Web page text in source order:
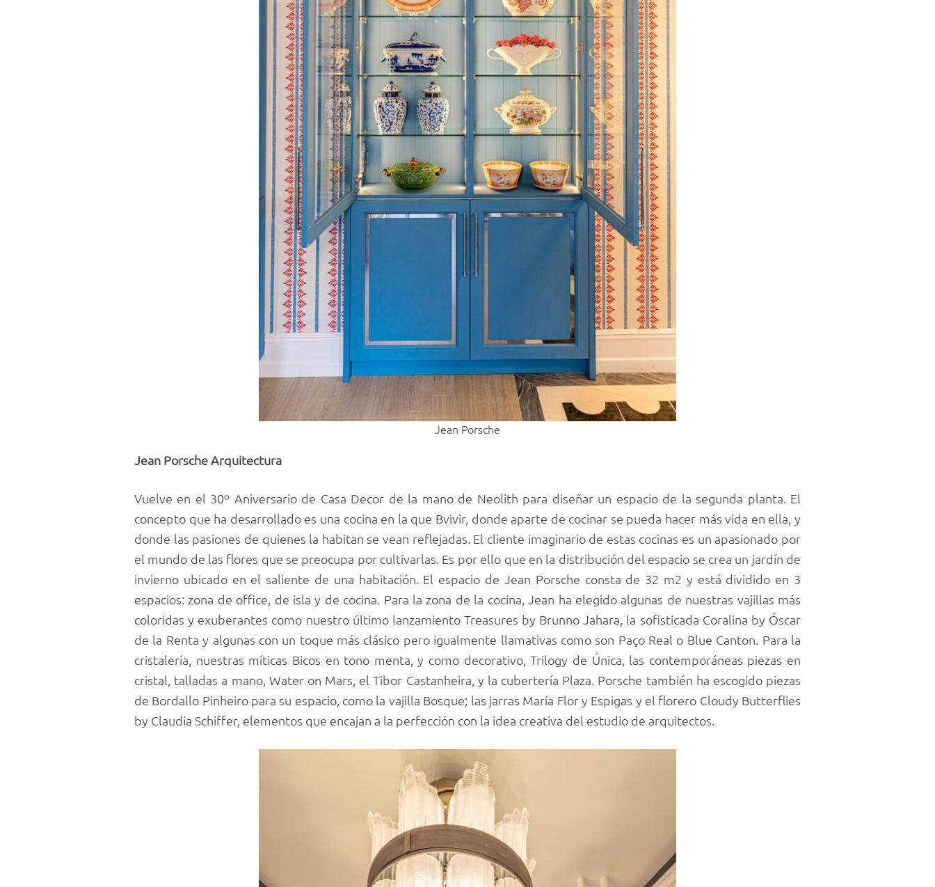
Jean Porsche
Jean Porsche Arquitectura
Vuelve en el 30º Aniversario de Casa Decor de la mano de Neolith para diseñar un espacio de la segunda planta. El
concepto que ha desarrollado es una cocina en la que Bvivir, donde aparte de cocinar se pueda hacer más vida en ella, y
donde las pasiones de quienes la habitan se vean reflejadas. El cliente imaginario de estas cocinas es un apasionado por
el mundo de las flores que se preocupa por cultivarlas. Es por ello que en la distribución del espacio se crea un jardín de
invierno ubicado en el saliente de una habitación. El espacio de Jean Porsche consta de 32 m2 y está dividido en 3
espacios: zona de office, de isla y de cocina. Para la zona de la cocina, Jean ha elegido algunas de nuestras vajillas más
coloridas y exuberantes como nuestro último lanzamiento Treasures by Brunno Jahara, la sofisticada Coralina by Óscar
de la Renta y algunas con un toque más clásico pero igualmente llamativas como son Paço Real o Blue Canton. Para la
cristalería, nuestras míticas Bicos en tono menta, y como decorativo, Trilogy de Única, las contemporáneas piezas en
cristal, talladas a mano, Water on Mars, el Tibor Castanheira, y la cubertería Plaza. Porsche también ha escogido piezas
de Bordallo Pinheiro para su espacio, como la vajilla Bosque; las jarras María Flor y Espigas y el florero Cloudy Butterflies
by Claudia Schiffer, elementos que encajan a la perfección con la idea creativa del estudio de arquitectos.